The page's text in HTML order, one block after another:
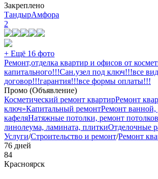
Закреплено
ТандырАмфора
2
+ Ещё 16 фото
Ремонт,отделка квартир и офисов от
капитального!!!Сан.узел под ключ!!!все
договор!!!гарантия!!!все формы оплаты!!!
Промо (Объявление)
Косметический ремонт квартирРемонт
ключ»Капитальный ремонтРемонт ванной,
кафеляНатяжные потолки, ремонт потолков
линолеума, ламината, плиткиОтделочные
Услуги/Строительство и ремонт/Ремонт
76 дней
84
Красноярск